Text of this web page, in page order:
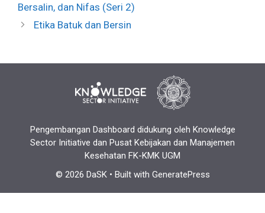
Bersalin, dan Nifas (Seri 2)
Etika Batuk dan Bersin
Pengembangan Dashboard didukung oleh Knowledge
Sector Initiative dan Pusat Kebijakan dan Manajemen
Kesehatan FK-KMK UGM
© 2026 DaSK• Built with GeneratePress